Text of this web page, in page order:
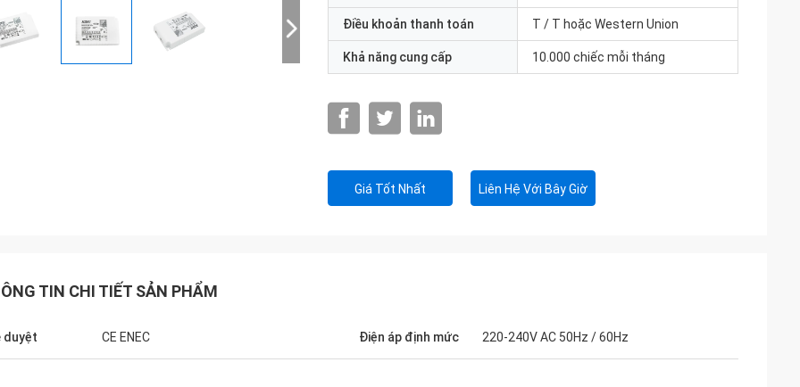
Điều khoản thanh toán T / T hoặc Western Union
Khả năng cung cấp 10.000 chiếc mỗi tháng
Giá Tốt Nhất Liên Hệ Với Bây Giờ
TIN CHI TIẾT SẢN PHẨM
duyệt CE ENEC Điện áp định mức 220-240V AC 50Hz / 60Hz